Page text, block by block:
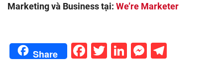
Marketing và Business tại: We’re Marketer
Share Facebook
Twitter
LinkedIn